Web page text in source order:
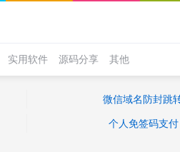
实用软件 源码分享 其他
微信域名防封跳
个人免签码支付